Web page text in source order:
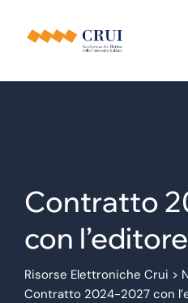
Contratto
con
Risorse Elettroniche Crui >
Contratto 2024-2027 con